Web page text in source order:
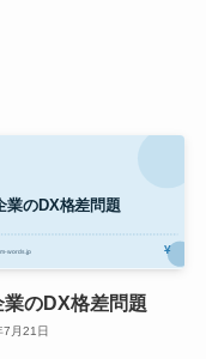
業のDX格差問題
月21日